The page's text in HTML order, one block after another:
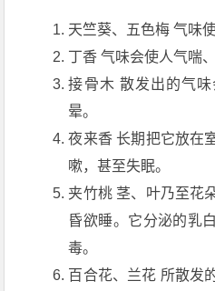
天竺葵、五色梅 气味
丁香 气味会使人气喘、
接骨木 散发出的气
晕。
夜来香 长期把它放在
嗽，甚至失眠。
夹竹桃 茎、叶乃至花
昏欲睡。它分泌的乳
毒。
百合花、兰花 所散发